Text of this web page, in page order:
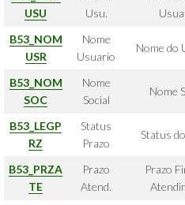
USU
Usu.
B53_NOM
USR
Nome
Usuario
Nome do
B53_NOM
SOC
Nome
Social
Nome
B53_LEGP
RZ
Status
Prazo
Status
B53_PRZA
TE
Prazo
Atend.
Prazo